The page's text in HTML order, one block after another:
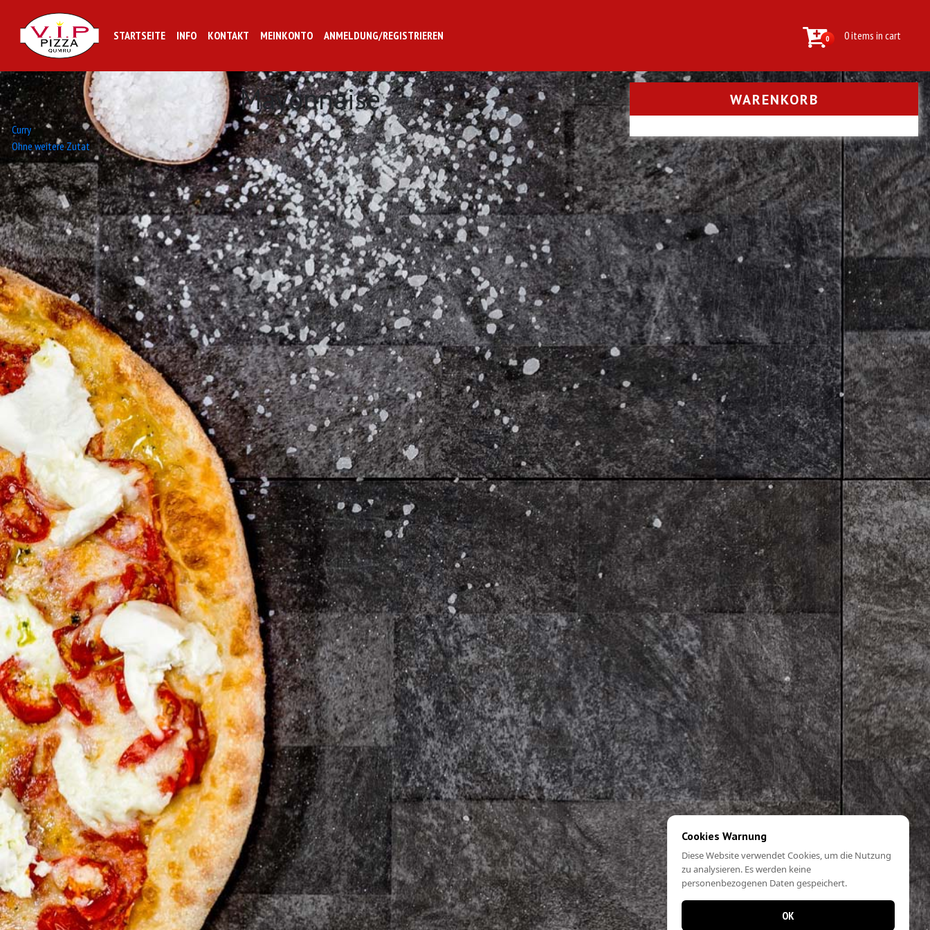
STARTSEITE INFO KONTAKT MEINKONTO ANMELDUNG/REGISTRIEREN 0 0 items in cart
Mayonnaise
Beitrags-
Navigation
Curry
Ohne weitere Zutat
WARENKORB
Cookies Warnung
Diese Website verwendet Cookies, um die Nutzung
zu analysieren. Es werden keine
personenbezogenen Daten gespeichert.
OK